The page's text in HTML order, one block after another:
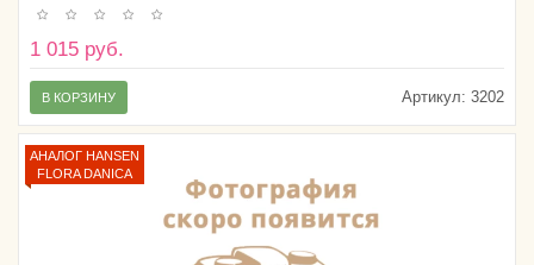
1 015 руб.
Артикул: 3202
В КОРЗИНУ
АНАЛОГ HANSEN
FLORA DANICA